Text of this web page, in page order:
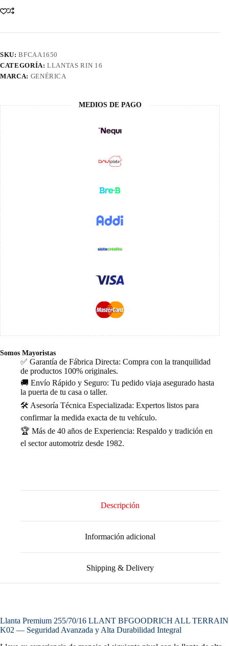
K02
SKU:BFCAA1650
CATEGORÍA:LLANTAS RIN 16
MARCA: GENÉRICA
MEDIOS DE PAGO
Somos Mayoristas
✅ Garantía de Fábrica Directa: Compra con la tranquilidad
de productos 100% originales.
🚚 Envío Rápido y Seguro: Tu pedido viaja asegurado hasta
la puerta de tu casa o taller.
🛠️ Asesoría Técnica Especializada: Expertos listos para
confirmar la medida exacta de tu vehículo.
🏆 Más de 40 años de Experiencia: Respaldo y tradición en
el sector automotriz desde 1982.
Descripción
Información adicional
Shipping & Delivery
Llanta Premium 255/70/16 LLANT BFGOODRICH ALL TERRAIN
K02 — Seguridad Avanzada y Alta Durabilidad Integral